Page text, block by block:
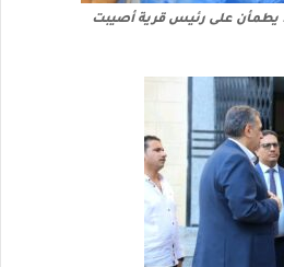
على رئيس قرية أصيبت